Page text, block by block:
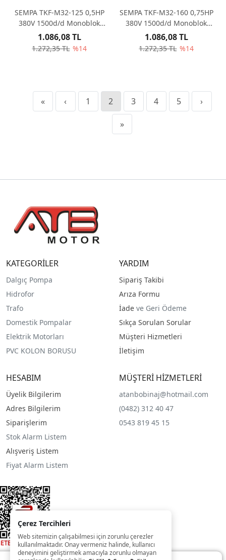
SEMPA TKF-M32-125 0,5HP
380V 1500d/d Monoblok
Santrifüj Pompa
1.272,35 TL %14
1.086,08 TL
SEMPA TKF-M32-160 0,75HP
380V 1500d/d Monoblok
Santrifüj Pompa
1.272,35 TL %14
1.086,08 TL
« ‹ 1 2 3 4 5 ›
»
KATEGORİLER
Dalgıç Pompa
Hidrofor
Trafo
Domestik Pompalar
Elektrik Motorları
PVC KOLON BORUSU
YARDIM
Sipariş Takibi
Arıza Formu
İade ve Geri Ödeme
Sıkça Sorulan Sorular
Müşteri Hizmetleri
İletişim
HESABIM
Üyelik Bilgilerim
Adres Bilgilerim
Siparişlerim
Stok Alarm Listem
Alışveriş Listem
Fiyat Alarm Listem
MÜŞTERİ HİZMETLERİ
atanbobinaj@hotmail.com
(0482) 312 40 47
0543 819 45 15
Çerez Tercihleri
Web sitemizin çalışabilmesi için zorunlu çerezler
kullanılmaktadır. Onay vermeniz halinde, kullanıcı
deneyimini geliştirmek amacıyla zorunlu olmayan